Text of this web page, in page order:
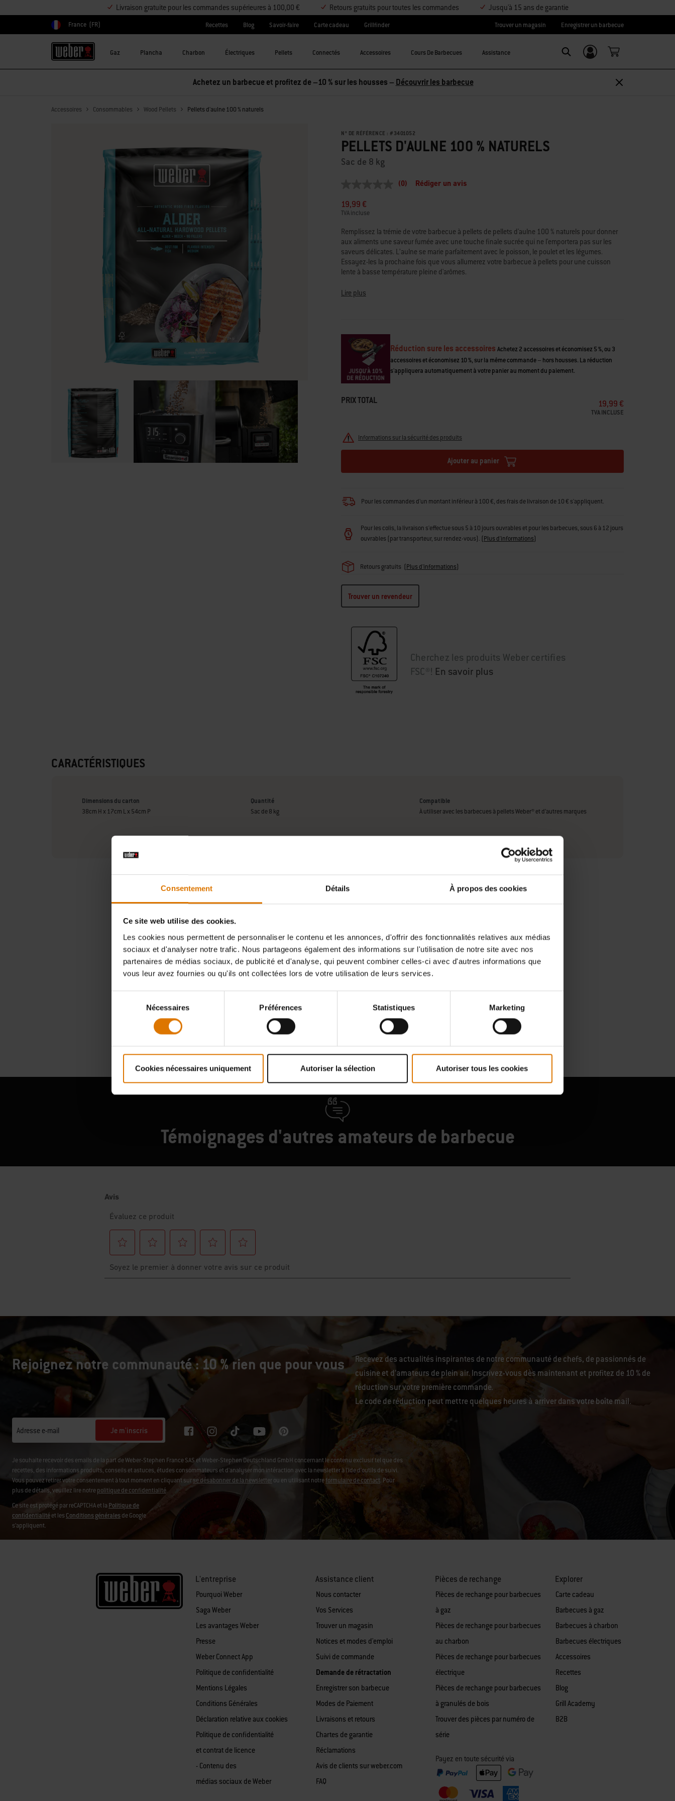
Consentement Détails À propos des cookies
Ce site web utilise des cookies.
Les cookies nous permettent de personnaliser le contenu et les annonces, d'offrir des fonctionnalités relatives aux médias
sociaux et d'analyser notre trafic. Nous partageons également des informations sur l'utilisation de notre site avec nos
partenaires de médias sociaux, de publicité et d'analyse, qui peuvent combiner celles-ci avec d'autres informations que
vous leur avez fournies ou qu'ils ont collectées lors de votre utilisation de leurs services.
consentement
Nécessaires Préférences Statistiques Marketing
Cookies nécessaires uniquement Autoriser la sélection Autoriser tous les cookies
Livraison gratuite pour les commandes supérieures à 100,00 € Retours gratuits pour toutes les commandes Jusqu'à 15 ans de garantie
Choisir un pays
France (FR) Recettes Blog Savoir-faire Carte cadeau Grillfinder Trouver un magasin Enregistrer un barbecue
Gaz Plancha Charbon Électriques Pellets Connectés Accessoires Cours De Barbecues Assistance
Se connecter/
S’inscrire
Achetez un barbecue et profitez de –10 % sur les housses – Découvrir les barbecue
Accessoires Consommables Wood Pellets Pellets d'aulne 100 % naturels
N° DE RÉFÉRENCE : # 3401052
PELLETS D'AULNE 100 % NATURELS
Sac de 8 kg
de
notation
sur
la
même
page.
(0) Rédiger un avis
19,99 €
TVA incluse
Remplissez la trémie de votre barbecue à pellets de pellets d'aulne 100 % naturels pour donner
aux aliments une saveur fumée avec une touche finale sucrée qui ne l'emportera pas sur les
saveurs délicates. L’aulne se marie parfaitement avec le poisson, le poulet et les légumes.
Essayez-les la prochaine fois que vous allumerez votre barbecue à pellets pour une cuisson
lente à basse température pleine d'arômes.
• Bois dur 100 % naturel sans liants
• À utiliser avec les barbecues à pellets Weber® et d’autres marques
Lire plus
Réduction sure les accessoires Achetez 2 accessoires et économisez 5 %, ou 3
accessoires et économisez 10 %, sur la même commande – hors housses. La réduction
s'appliquera automatiquement à votre panier au moment du paiement.
PRIX TOTAL 19,99 €
TVA INCLUSE
Informations sur la sécurité des produits
Ajouter au panier
Pour les commandes d'un montant inférieur à 100 €, des frais de livraison de 10 € s'appliquent.
Pour les colis, la livraison s'effectue sous 5 à 10 jours ouvrables et pour les barbecues, sous 6 à 12 jours
ouvrables (par transporteur, sur rendez-vous). (Plus d'informations)
Retours gratuits (Plus d'informations)
Trouver un revendeur
Cherchez les produits Weber certifies
FSC®! En savoir plus
CARACTÉRISTIQUES
Dimensions du carton
38cm H x 17cm L x 54cm P
Quantité
Sac de 8 kg
Compatible
À utiliser avec les barbecues à pellets Weber® et d’autres marques
PIÈCES DE RECHANGE
Besoin d’une nouvelle pièce pour votre
barbecue ? Recherchez toutes les
pièces dans votre mode d'emploi.
BESOIN D'ASSISTANCE
Contactez notre service client pour toute
question sur la compatibilité avec votre
barbecue Weber.
Nous Contacter
Témoignages d'autres amateurs de barbecue
Rejoignez notre communauté : 10 % rien que pour vous
Recevez des actualités inspirantes de notre communauté de chefs, de passionnés de
cuisine et d’amateurs de plein air. Inscrivez-vous dès maintenant et profitez de 10 % de
réduction sur votre première commande.
Le code de réduction peut mettre quelques heures à arriver dans votre boîte mail.
Adresse e-mail Je m'inscris
Je souhaite recevoir des emails de la part de Weber-Stephen France SAS et Weber-Stephen Deutschland GmbH concernant le contenu exclusif tel que des
recettes, des informations produits, conseils et astuces, études consommateurs et d'analyser mon intéraction avec la newsletter à l'ide d'outils de suivi.
Vous pouvez retirer votre consentement à tout moment en cliquant surse désabonner de la newsletterou en utilisant notreformulaire de contact. Pour
plus de détails, veuillez lire notrepolitique de confidentialité.
Ce site est protégé par reCAPTCHA et la Politique de
confidentialitéet les Conditions généralesde Google
s’appliquent.
L'entreprise
Pourquoi Weber
Saga Weber
Les avantages Weber
Presse
Weber Connect App
Politique de confidentialité
Mentions Légales
Conditions Générales
Déclaration relative aux cookies
Politique de confidentialité
et contrat de licence
- Contenu des
médias sociaux de Weber
Assistance client
Nous contacter
Vos Services
Trouver un magasin
Notices et modes d'emploi
Suivi de commande
Demande de rétractation
Enregistrer son barbecue
Modes de Paiement
Livraisons et retours
Chartes de garantie
Réclamations
Avis de clients sur weber.com
FAQ
Pièces de rechange
Pièces de rechange pour barbecues
à gaz
Pièces de rechange pour barbecues
au charbon
Pièces de rechange pour barbecues
électrique
Pièces de rechange pour barbecues
à granulés de bois
Trouver des pièces par numéro de
série
Payez en toute sécurité via
Explorer
Carte cadeau
Barbecues à gaz
Barbecues à charbon
Barbecues électriques
Accessoires
Recettes
Blog
Grill Academy
B2B